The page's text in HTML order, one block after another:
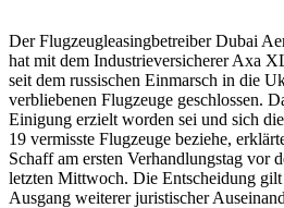
Der Flugzeugleasingbetreiber Dubai
hat mit dem Industrieversicherer Axa
seit dem russischen Einmarsch in die
verbliebenen Flugzeuge geschlossen.
Einigung erzielt worden sei und sich
19 vermisste Flugzeuge beziehe,
Schaff am ersten Verhandlungstag vor
letzten Mittwoch. Die Entscheidung
Ausgang weiterer juristischer